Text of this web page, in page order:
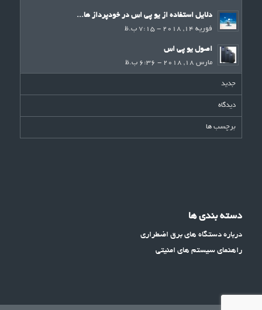
دلایل استفاده از یو پی اس در خودپرداز ها...
فوریه 14, 2018 - 7:15 ب.ظ
اصول یو پی اس
مارس 18, 2018 - 6:36 ب.ظ
جدید
دیدگاه
برچسب ها
دسته بندی ها
درباره دستگاه های برق اضطراری
راهنمای سیستم های امنیتی